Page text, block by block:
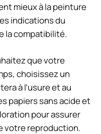
mieux à la peinture
indications du
la compatibilité.
que votre
choisissez un
à l’usure et au
papiers sans acide et
pour assurer
votre reproduction.